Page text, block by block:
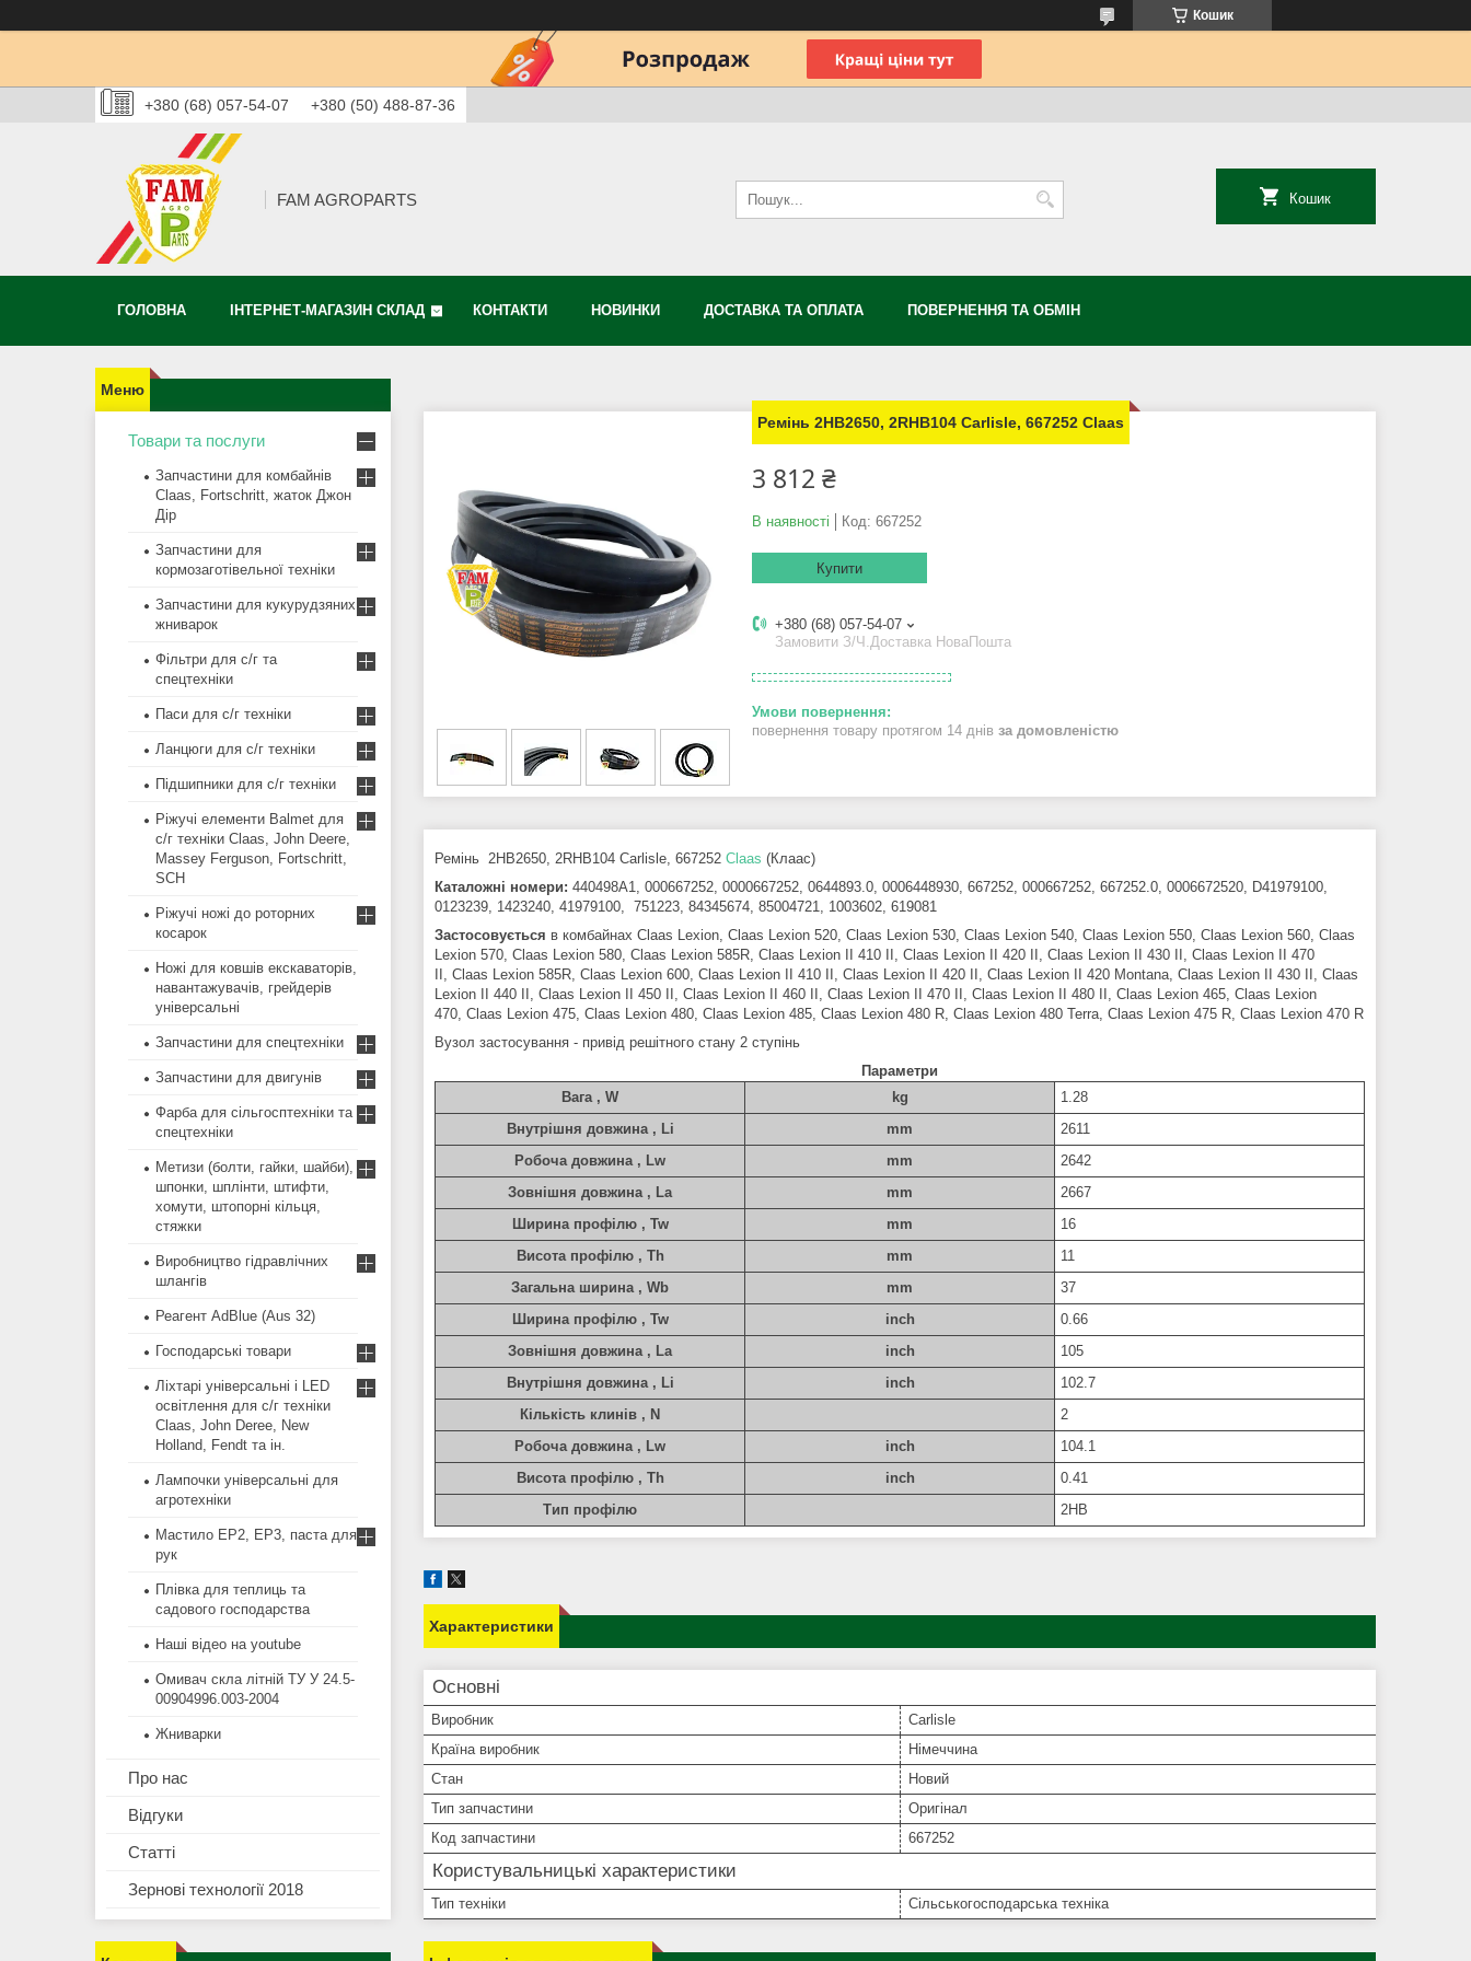
Кошик
+380 (68) 057-54-07 +380 (50) 488-87-36
FAM AGROPARTS Кошик
ГОЛОВНА ІНТЕРНЕТ-МАГАЗИН СКЛАД КОНТАКТИ НОВИНКИ ДОСТАВКА ТА ОПЛАТА ПОВЕРНЕННЯ ТА ОБМІН
Ремінь 2HB2650, 2RHB104 Carlisle, 667252 Claas
3 812 ₴
В наявності Код: 667252
Купити
+380 (68) 057-54-07
Замовити З/Ч.Доставка НоваПошта
повернення товару протягом 14 днів за домовленістю
Ремінь 2HB2650, 2RHB104 Carlisle, 667252 Claas (Клаас)
Каталожні номери: 440498A1, 000667252, 0000667252, 0644893.0, 0006448930, 667252, 000667252, 667252.0, 0006672520, D41979100,
0123239, 1423240, 41979100, 751223, 84345674, 85004721, 1003602, 619081
Застосовується в комбайнах Claas Lexion, Claas Lexion 520, Claas Lexion 530, Claas Lexion 540, Claas Lexion 550, Claas Lexion 560, Claas
Lexion 570, Claas Lexion 580, Claas Lexion 585R, Claas Lexion II 410 II, Claas Lexion II 420 II, Claas Lexion II 430 II, Claas Lexion II 470
II, Claas Lexion 585R, Claas Lexion 600, Claas Lexion II 410 II, Claas Lexion II 420 II, Claas Lexion II 420 Montana, Claas Lexion II 430 II, Claas
Lexion II 440 II, Claas Lexion II 450 II, Claas Lexion II 460 II, Claas Lexion II 470 II, Claas Lexion II 480 II, Claas Lexion 465, Claas Lexion
470, Claas Lexion 475, Claas Lexion 480, Claas Lexion 485, Claas Lexion 480 R, Claas Lexion 480 Terra, Claas Lexion 475 R, Claas Lexion 470 R
Вузол застосування - привід решітного стану 2 ступінь
Параметри
Вага , W
kg
1.28
Внутрішня довжина , Li
mm
2611
Робоча довжина , Lw
mm
2642
Зовнішня довжина , La
mm
2667
Ширина профілю , Tw
mm
16
Висота профілю , Th
mm
11
Загальна ширина , Wb
mm
37
Ширина профілю , Tw
inch
0.66
Зовнішня довжина , La
inch
105
Внутрішня довжина , Li
inch
102.7
Кількість клинів , N
2
Робоча довжина , Lw
inch
104.1
Висота профілю , Th
inch
0.41
Тип профілю
2HB
Характеристики
Основні
Виробник
Carlisle
Країна виробник
Німеччина
Стан
Новий
Тип запчастини
Оригінал
Код запчастини
667252
Користувальницькі характеристики
Тип техніки Сільськогосподарська техніка
Товари та послуги
Запчастини для комбайнів
Claas, Fortschritt, жаток Джон
Дір
Запчастини для
кормозаготівельної техніки
Запчастини для кукурудзяних
жниварок
Фільтри для с/г та
спецтехніки
Паси для с/г техніки
Ланцюги для с/г техніки
Підшипники для с/г техніки
Ріжучі елементи Balmet для
с/г техніки Claas, John Deere,
Massey Ferguson, Fortschritt,
SCH
Ріжучі ножі до роторних
косарок
Ножі для ковшів екскаваторів,
навантажувачів, грейдерів
універсальні
Запчастини для спецтехніки
Запчастини для двигунів
Фарба для сільгосптехніки та
спецтехніки
Метизи (болти, гайки, шайби),
шпонки, шплінти, штифти,
хомути, штопорні кільця,
стяжки
Виробництво гідравлічних
шлангів
Реагент AdBlue (Aus 32)
Господарські товари
Ліхтарі універсальні і LED
освітлення для с/г техніки
Claas, John Deree, New
Holland, Fendt та ін.
Лампочки універсальні для
агротехніки
Мастило EP2, EP3, паста для
рук
Плівка для теплиць та
садового господарства
Наші відео на youtube
Омивач скла літній ТУ У 24.5-
00904996.003-2004
Жниварки
Про нас
Відгуки
Статті
Зернові технології 2018